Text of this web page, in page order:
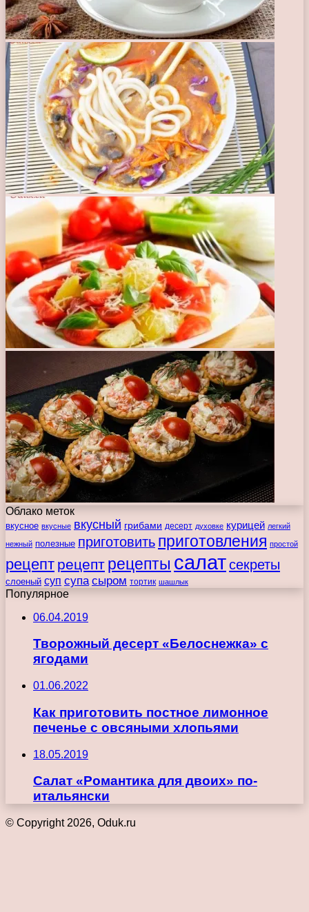
Облако меток
вкусное вкусные вкусный грибами десерт духовке курицей легкий
нежный полезные приготовить приготовления простой
рецепт рецепт рецепты салатсекреты
слоеный суп супа сыром тортик шашлык
Популярное
06.04.2019
Творожный десерт «Белоснежка» с
ягодами
01.06.2022
Как приготовить постное лимонное
печенье с овсяными хлопьями
18.05.2019
Салат «Романтика для двоих» по-
итальянски
© Copyright 2026, Oduk.ru